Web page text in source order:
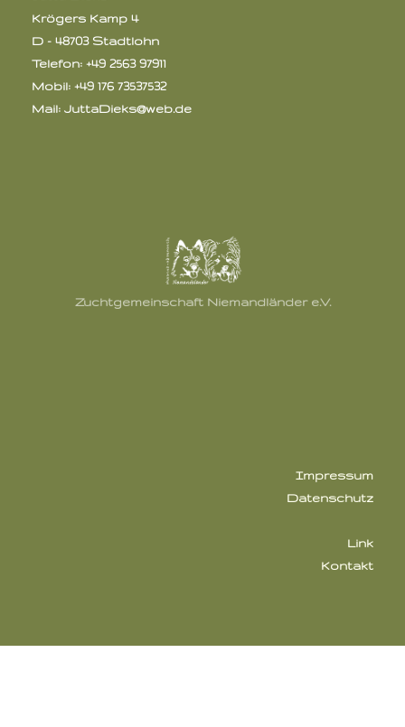
Krögers Kamp 4
D - 48703 Stadtlohn
Telefon: +49 2563 97911
Mobil: +49 176 73537532
Mail: JuttaDieks@web.de
Zuchtgemeinschaft Niemandländer e.V.
Impressum
Datenschutz
Link
Kontakt